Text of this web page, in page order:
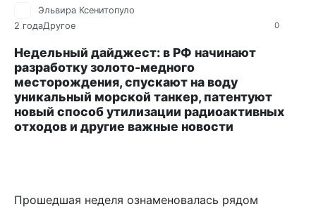
0
Эльвира Ксенитопуло
2 годаДругое
Недельный дайджест: в РФ начинают
разработку золото-медного
месторождения, спускают на воду
уникальный морской танкер, патентуют
новый способ утилизации радиоактивных
отходов и другие важные новости
Прошедшая неделя ознаменовалась рядом